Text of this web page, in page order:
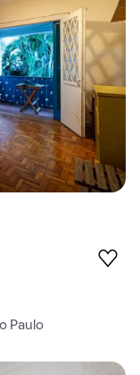
Paulo